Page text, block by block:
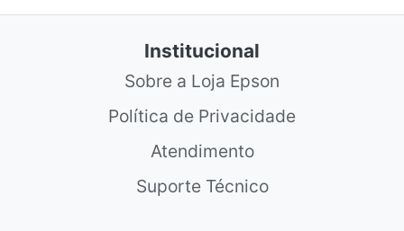
Institucional
Sobre a Loja Epson
Política de Privacidade
Atendimento
Suporte Técnico